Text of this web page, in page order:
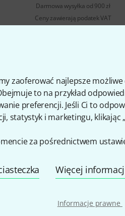
zaoferować najlepsze
to na przykład
preferencji. Jeśli Ci to
statystyk i marketingu, klikając
za pośrednictwem
Więcej
Informacje prawne
Darmowa wysyłka od 900 zł
Ceny zawierają podatek VAT
to co widzisz?
Pomoc i opinie